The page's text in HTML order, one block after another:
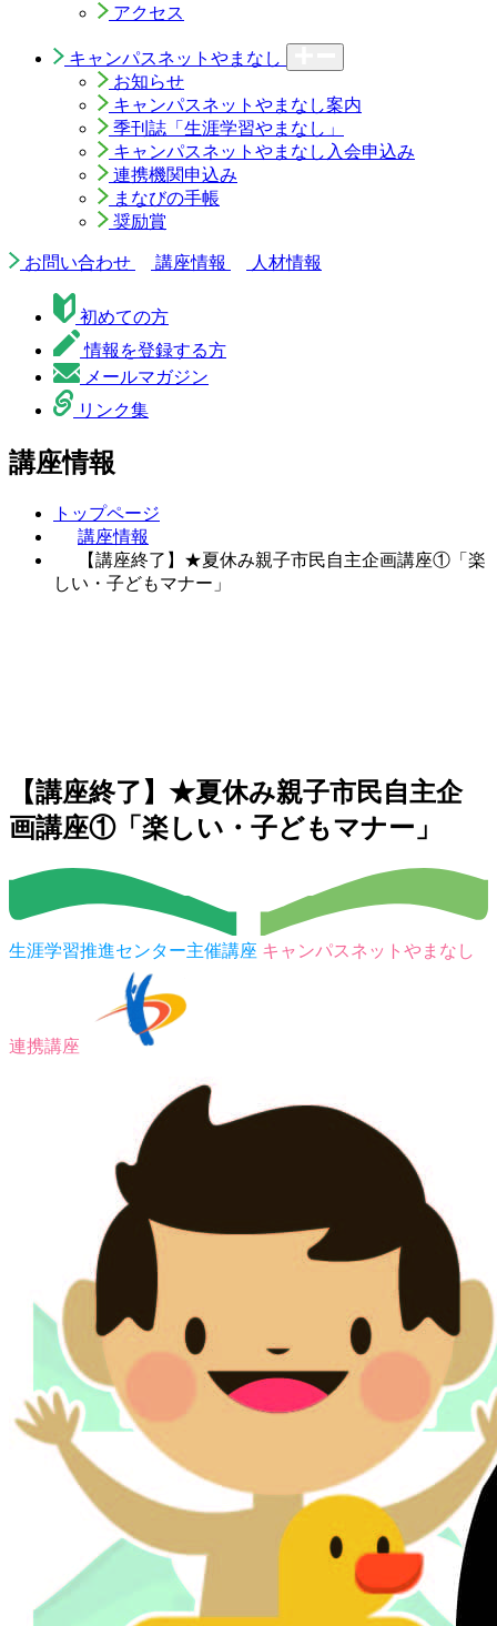
アクセス
キャンパスネットやまなし
お知らせ
キャンパスネットやまなし案内
季刊誌「生涯学習やまなし」
キャンパスネットやまなし入会申込み
連携機関申込み
まなびの手帳
奨励賞
お問い合わせ 講座情報 人材情報
初めての方
情報を登録する方
メールマガジン
リンク集
講座情報
トップページ
講座情報
【講座終了】★夏休み親子市民自主企画講座①「楽
しい・子どもマナー」
【講座終了】★夏休み親子市民自主企
画講座①「楽しい・子どもマナー」
生涯学習推進センター主催講座 キャンパスネットやまなし
連携講座